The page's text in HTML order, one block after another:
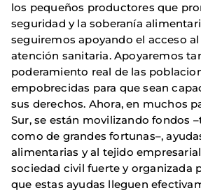
los pe­queños productores que
seguridad y la sobe­ranía
seguiremos apoyando el acceso al
atención sanitaria. Apoyaremos
poderamiento real de las
empobrecidas para que sean
sus derechos. Ahora, en muchos
Sur, se están movilizando fondos
como de grandes fortunas–,
alimentarias y al tejido
sociedad civil fuerte y organizada
que estas ayudas lleguen